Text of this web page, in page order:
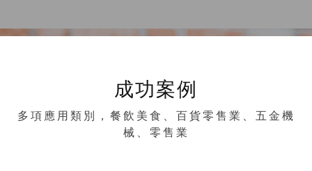
成功案例
多項應用類別，餐飲美食、百貨零售業、五金機
械、零售業